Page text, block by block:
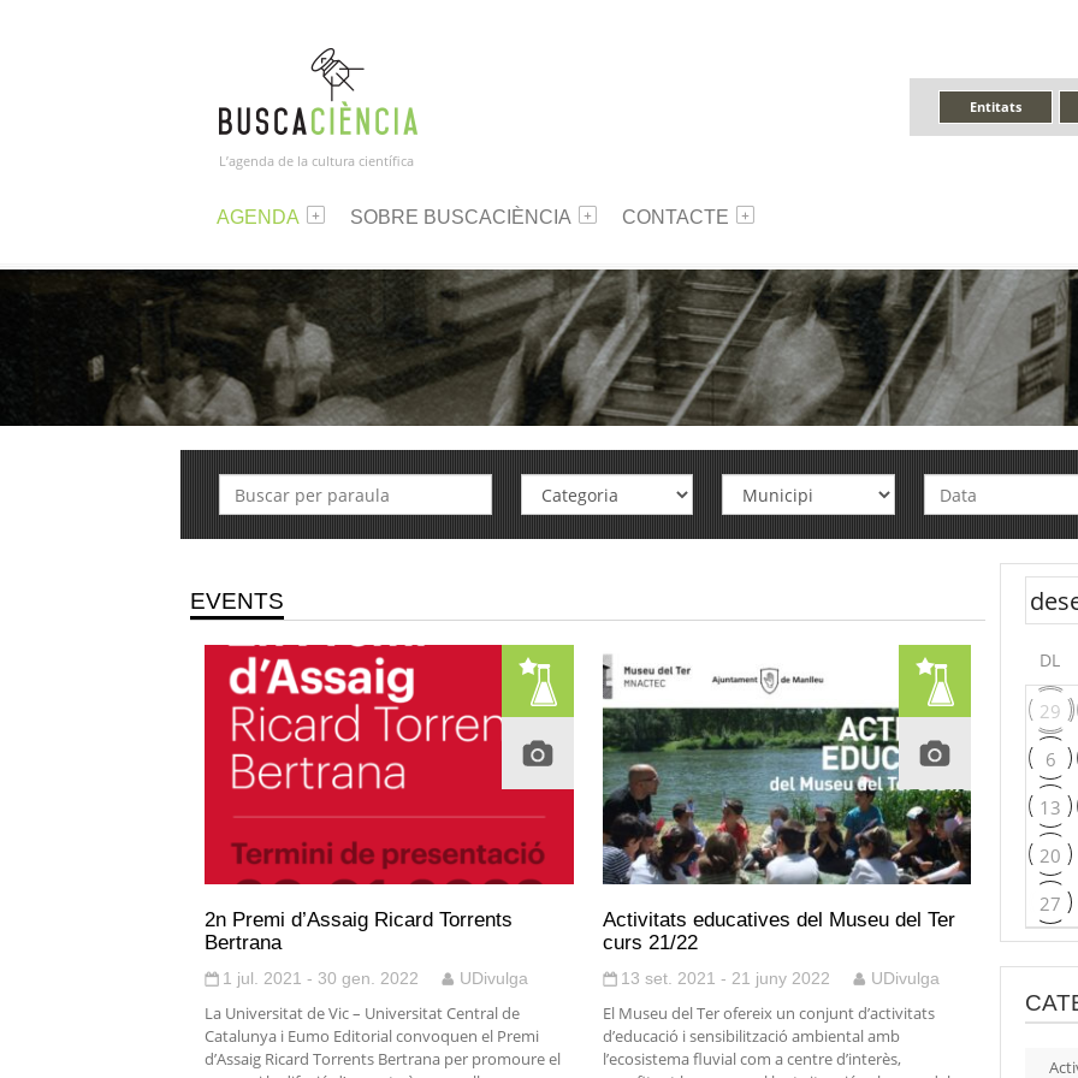
L’agenda de la cultura científica
Entitats
AGENDA SOBRE BUSCACIÈNCIA CONTACTE
EVENTS
2n Premi d’Assaig Ricard Torrents
Bertrana
1 jul. 2021 - 30 gen. 2022 UDivulga
La Universitat de Vic – Universitat Central de
Catalunya i Eumo Editorial convoquen el Premi
d’Assaig Ricard Torrents Bertrana per promoure el
Activitats educatives del Museu del Ter
curs 21/22
13 set. 2021 - 21 juny 2022 UDivulga
El Museu del Ter ofereix un conjunt d’activitats
d’educació i sensibilització ambiental amb
l’ecosistema fluvial com a centre d’interès,
DL
29
6
13
20
27